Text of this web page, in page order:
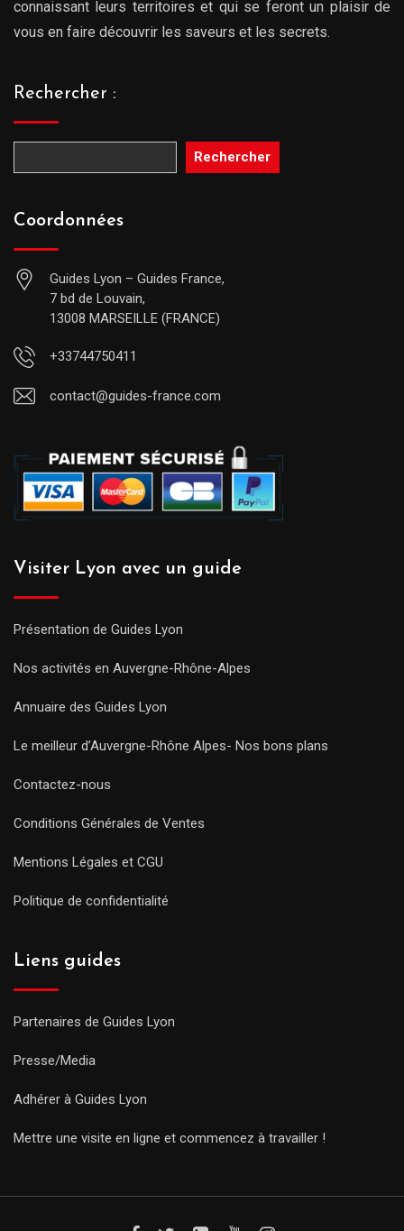
connaissant leurs territoires et qui se feront un plaisir de
vous en faire découvrir les saveurs et les secrets.
Rechercher :
Rechercher
Coordonnées
Guides Lyon – Guides France,
7 bd de Louvain,
13008 MARSEILLE (FRANCE)
+33744750411
contact@guides-france.com
Visiter Lyon avec un guide
Présentation de Guides Lyon
Nos activités en Auvergne-Rhône-Alpes
Annuaire des Guides Lyon
Le meilleur d’Auvergne-Rhône Alpes- Nos bons plans
Contactez-nous
Conditions Générales de Ventes
Mentions Légales et CGU
Politique de confidentialité
Liens guides
Partenaires de Guides Lyon
Presse/Media
Adhérer à Guides Lyon
Mettre une visite en ligne et commencez à travailler !